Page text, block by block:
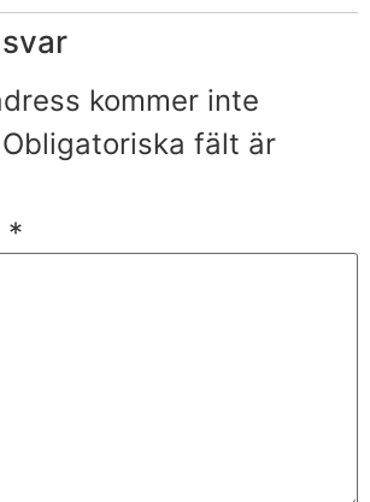
kommer inte
Obligatoriska fält är
*